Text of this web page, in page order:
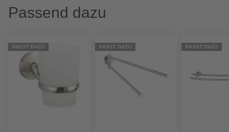
Passend dazu
PASST DAZU PASST DAZU PASST DAZU